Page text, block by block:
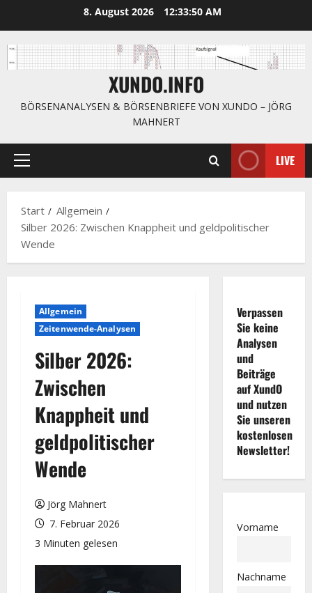
springen
8. August 2026 12:33:51 AM
XUNDO.INFO
BÖRSENANALYSEN & BÖRSENBRIEFE VON XUNDO – JÖRG
MAHNERT
Primäres
LIVE
Start
Allgemein
Silber 2026: Zwischen Knappheit und geldpolitischer
Wende
Allgemein
Zeitenwende-Analysen
Silber 2026:
Zwischen
Knappheit und
geldpolitischer
Wende
Jörg Mahnert
7. Februar 2026
3 Minuten gelesen
Verpassen
Sie keine
Analysen
und
Beiträge
auf XundO
und nutzen
Sie unseren
kostenlosen
Newsletter!
Vorname
Nachname